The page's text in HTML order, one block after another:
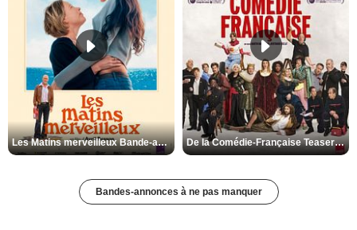
Les Matins merveilleux Bande-annonce VF De la Comédie-Française Teaser VF
Bandes-annonces à ne pas manquer